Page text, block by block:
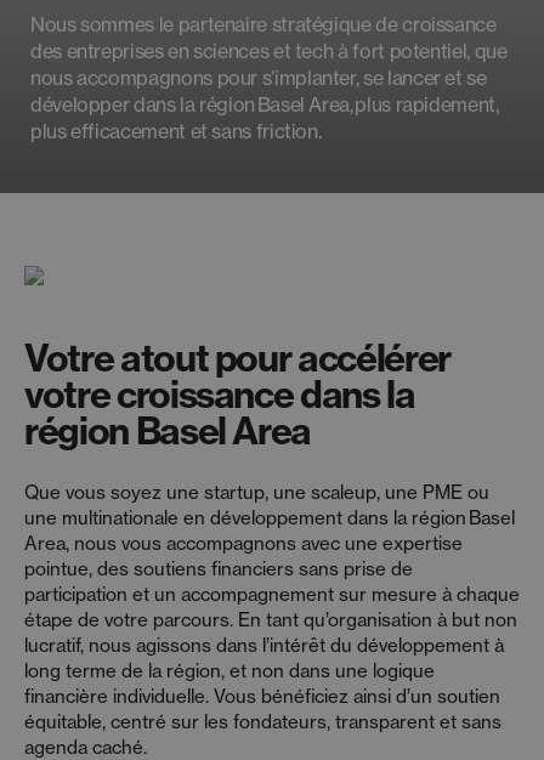
Nous sommes le partenaire stratégique de croissance
des entreprises en sciences et tech à fort potentiel, que
nous accompagnons pour s’implanter, se lancer et se
développer dans la région Basel Area, plus rapidement,
plus efficacement et sans friction.
Votre atout pour accélérer
votre croissance dans la
région Basel Area
Que vous soyez une startup, une scaleup, une PME ou
une multinationale en développement dans la région Basel
Area, nous vous accompagnons avec une expertise
pointue, des soutiens financiers sans prise de
participation et un accompagnement sur mesure à chaque
étape de votre parcours. En tant qu’organisation à but non
lucratif, nous agissons dans l’intérêt du développement à
long terme de la région, et non dans une logique
financière individuelle. Vous bénéficiez ainsi d’un soutien
équitable, centré sur les fondateurs, transparent et sans
agenda caché.